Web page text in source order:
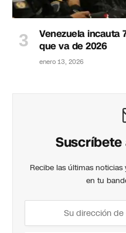
Venezuela incauta
que va de 2026
enero 13, 2026
Recibe las últimas
en tu